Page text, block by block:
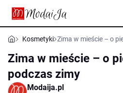
Kosmetyki Zima w mieście – o
Zima w mieście – o
podczas zimy
Modaija.pl